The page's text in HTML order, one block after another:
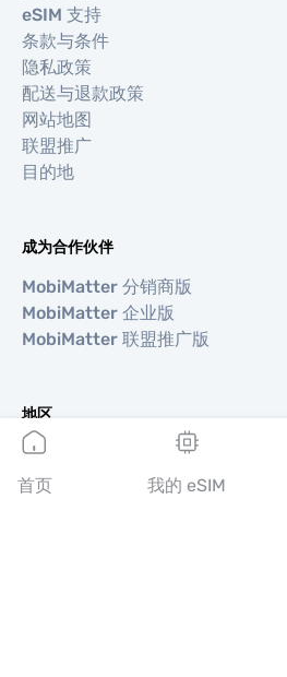
eSIM 支持
条款与条件
隐私政策
配送与退款政策
网站地图
联盟推广
目的地
成为合作伙伴
MobiMatter 分销商版
MobiMatter 企业版
MobiMatter 联盟推广版
地区
欧洲 eSIM
亚洲 eSIM
首页 我的 eSIM